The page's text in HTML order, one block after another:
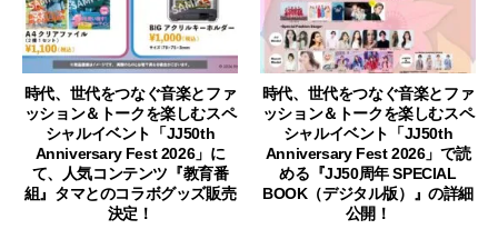
時代、世代をつなぐ音楽とファ
ッション＆トークを楽しむスペ
シャルイベント「JJ50th
Anniversary Fest 2026」に
て、人気コンテンツ『教育番
組』タマとのコラボグッズ販売
決定！
時代、世代をつなぐ音楽とファ
ッション＆トークを楽しむスペ
シャルイベント「JJ50th
Anniversary Fest 2026」で読
める『JJ50周年 SPECIAL
BOOK（デジタル版）』の詳細
公開！